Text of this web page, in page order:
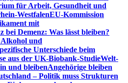
für Arbeit, Gesundheit und
WestfalenEU-Kommission
mit
bei Demenz: Was lässt bleiben?
Alkohol und
Unterschiede beim
aus der UK-Biobank-StudieWelt-
und bleibenAngehörige bleiben
– Politik muss Strukturen